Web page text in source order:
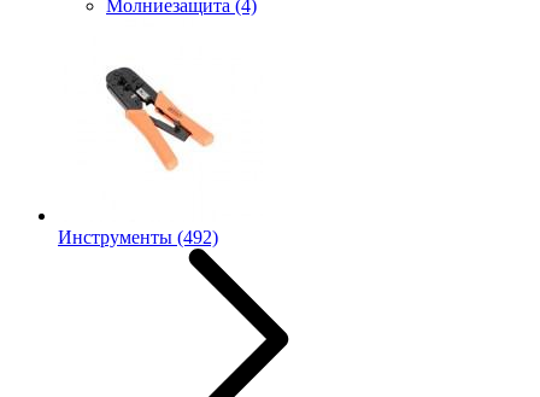
Молниезащита (4)
Инструменты (492)